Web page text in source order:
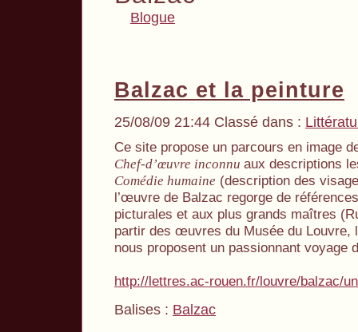
Blogue
Balzac et la peinture
25/08/09 21:44 Classé dans :
Ce site propose un parcours en image
Chef-d’œuvre inconnu aux descriptions
Comédie humaine (description des
l’œuvre de Balzac regorge de
picturales et aux plus grands maîtres
partir des œuvres du Musée du Louvre,
nous proposent un passionnant voyage
http://lettres.ac-rouen.fr/louvre/balzac/
Balises : Balzac